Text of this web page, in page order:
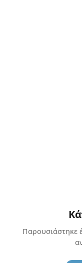
Παρουσιάστηκε